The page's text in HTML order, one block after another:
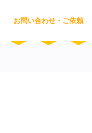
お問い合わせ・ご依頼